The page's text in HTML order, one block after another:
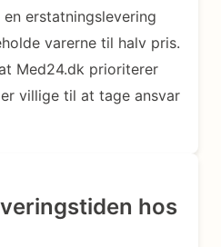
erstatningslevering
varerne til halv pris.
Med24.dk prioriterer
villige til at tage ansvar
hos